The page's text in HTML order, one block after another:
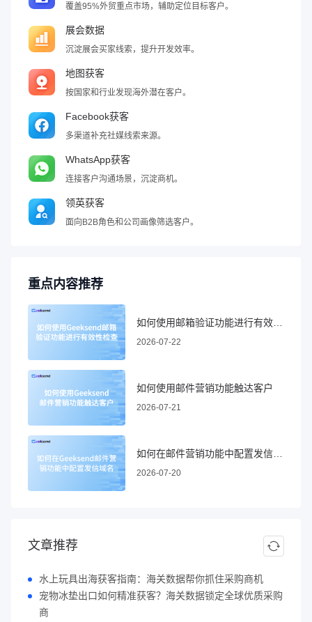
覆盖95%外贸重点市场，辅助定位目标客户。
展会数据
沉淀展会买家线索，提升开发效率。
地图获客
按国家和行业发现海外潜在客户。
Facebook获客
多渠道补充社媒线索来源。
WhatsApp获客
连接客户沟通场景，沉淀商机。
领英获客
面向B2B角色和公司画像筛选客户。
重点内容推荐
2026-07-22
如何使用邮件营销功能触达客户
2026-07-21
2026-07-20
文章推荐
水上玩具出海获客指南：海关数据帮你抓住采购商机
宠物冰垫出口如何精准获客？海关数据锁定全球优质采购
商